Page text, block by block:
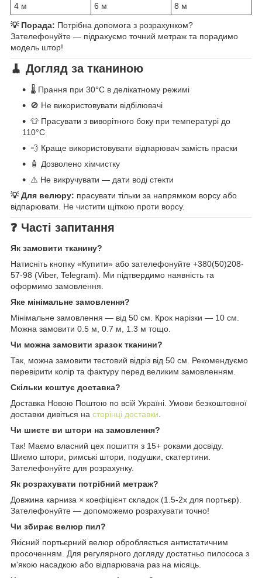
4 м
6 м 8 м
💡 Порада: Потрібна допомога з розрахунком?
Зателефонуйте — підрахуємо точний метраж та порадимо
модель штор!
🧹 Догляд за тканиною
🌡️ Прання при 30°C в делікатному режимі
🚫 Не використовувати відбілювачі
👕 Прасувати з виворітного боку при температурі до
110°C
💨 Краще використовувати відпарювач замість праски
🧴 Дозволено хімчистку
⚠️ Не викручувати — дати воді стекти
💡 Для велюру: прасувати тільки за напрямком ворсу або
відпарювати. Не чистити щіткою проти ворсу.
❓ Часті запитання
Як замовити тканину?
Натисніть кнопку «Купити» або зателефонуйте +380(50)208-
57-98 (Viber, Telegram). Ми підтвердимо наявність та
оформимо замовлення.
Яке мінімальне замовлення?
Мінімальне замовлення — від 50 см. Крок нарізки — 10 см.
Можна замовити 0.5 м, 0.7 м, 1.3 м тощо.
Чи можна замовити зразок тканини?
Так, можна замовити тестовий відріз від 50 см. Рекомендуємо
перевірити колір та фактуру перед великим замовленням.
Скільки коштує доставка?
Доставка Новою Поштою по всій Україні. Умови безкоштовної
доставки дивіться на сторінці доставки.
Чи шиєте ви штори на замовлення?
Так! Маємо власний цех пошиття з 15+ роками досвіду.
Шиємо штори, римські штори, подушки, скатертини.
Зателефонуйте для розрахунку.
Як розрахувати потрібний метраж?
Довжина карниза × коефіцієнт складок (1.5-2x для портьєр).
Зателефонуйте — допоможемо розрахувати точно!
Чи збирає велюр пил?
Якісний портьєрний велюр обробляється антистатичним
просоченням. Для регулярного догляду достатньо пилососа з
м'якою насадкою або відпарювача раз на місяць.